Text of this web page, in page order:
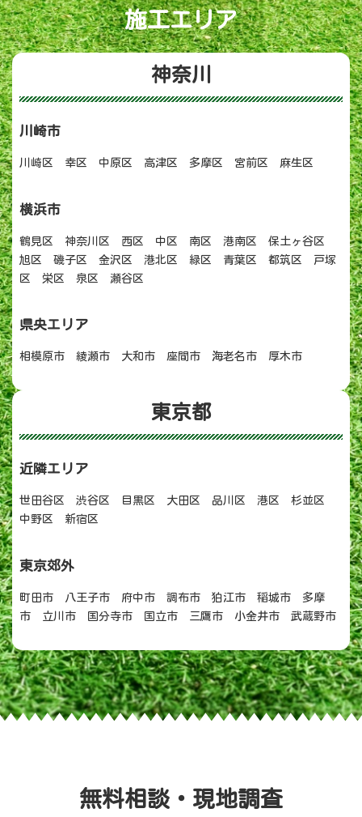
施工エリア
神奈川
川崎市
川崎区 幸区 中原区 高津区 多摩区 宮前区 麻生区
横浜市
鶴見区 神奈川区 西区 中区 南区 港南区 保土ヶ谷区
旭区 磯子区 金沢区 港北区 緑区 青葉区 都筑区 戸塚
区 栄区 泉区 瀬谷区
県央エリア
相模原市 綾瀬市 大和市 座間市 海老名市 厚木市
東京都
近隣エリア
世田谷区 渋谷区 目黒区 大田区 品川区 港区 杉並区
中野区 新宿区
東京郊外
町田市 八王子市 府中市 調布市 狛江市 稲城市 多摩
市 立川市 国分寺市 国立市 三鷹市 小金井市 武蔵野市
無料相談・現地調査